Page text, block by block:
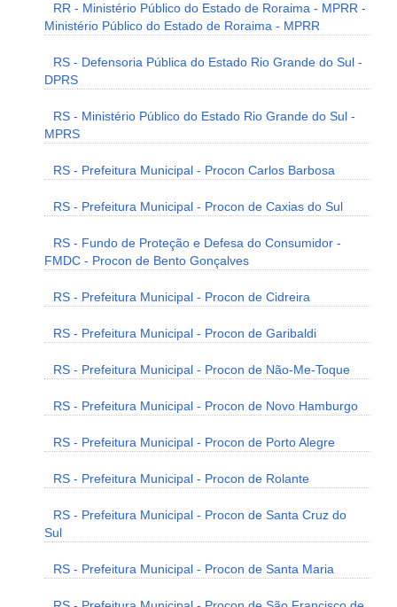
RR - Ministério Público do Estado de Roraima - MPRR -
Ministério Público do Estado de Roraima - MPRR
RS - Defensoria Pública do Estado Rio Grande do Sul -
DPRS
RS - Ministério Público do Estado Rio Grande do Sul -
MPRS
RS - Prefeitura Municipal - Procon Carlos Barbosa
RS - Prefeitura Municipal - Procon de Caxias do Sul
RS - Fundo de Proteção e Defesa do Consumidor -
FMDC - Procon de Bento Gonçalves
RS - Prefeitura Municipal - Procon de Cidreira
RS - Prefeitura Municipal - Procon de Garibaldi
RS - Prefeitura Municipal - Procon de Não-Me-Toque
RS - Prefeitura Municipal - Procon de Novo Hamburgo
RS - Prefeitura Municipal - Procon de Porto Alegre
RS - Prefeitura Municipal - Procon de Rolante
RS - Prefeitura Municipal - Procon de Santa Cruz do
Sul
RS - Prefeitura Municipal - Procon de Santa Maria